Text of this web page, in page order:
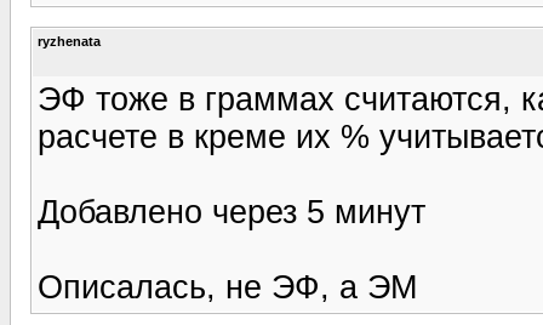
ryzhenata
ЭФ тоже в граммах считаются,
расчете в креме их %
Добавлено через 5 минут
Описалась, не ЭФ, а ЭМ